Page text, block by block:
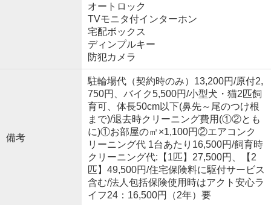
オートロック
TVモニタ付インターホン
宅配ボックス
ディンプルキー
防犯カメラ
備考
駐輪場代（契約時のみ）13,200円/原付2,
750円、バイク5,500円/小型犬・猫2匹飼
育可、体長50cm以下(鼻先～尾のつけ根
まで)/退去時クリーニング費用(①②とも
に)①お部屋の㎡×1,100円②エアコンク
リーニング代 1台あたり16,500円/飼育時
クリーニング代:【1匹】27,500円、【2
匹】49,500円/住宅保険料に駆付サービス
含む/法人包括保険使用時はアクト安心ラ
イフ24：16,500円（2年）要